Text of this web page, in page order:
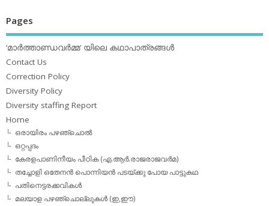
Pages
‘മാര്‍ത്താണ്ഡവര്‍മ്മ’ യിലെ കഥാപാത്രങ്ങള്‍
Contact Us
Correction Policy
Diversity Policy
Diversity staffing Report
Home
ഒരായിരം പഴഞ്ചൊല്‍
ഒറ്റപ്പദം
കേരളപാണിനീയം പീഠിക (എ.ആര്‍.രാജരാജവര്‍മ)
തച്ചോളി ഒതേനൻ പൊന്നിയൻ പടയ്‌ക്കു പോയ പാട്ടുകഥ
പതിനെട്ടരക്കവികള്‍
മലയാള പഴഞ്ചൊല്ലുകള്‍ (ഇ,ഈ)